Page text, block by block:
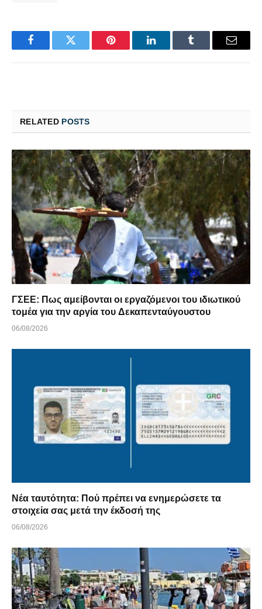
FacebookTwitter Pinterest LinkedInTumblr Email
RELATED POSTS
ΓΣΕΕ: Πως αμείβονται οι εργαζόμενοι του ιδιωτικού
τομέα για την αργία του Δεκαπενταύγουστου
06/08/2026
Νέα ταυτότητα: Πού πρέπει να ενημερώσετε τα
στοιχεία σας μετά την έκδοσή της
06/08/2026